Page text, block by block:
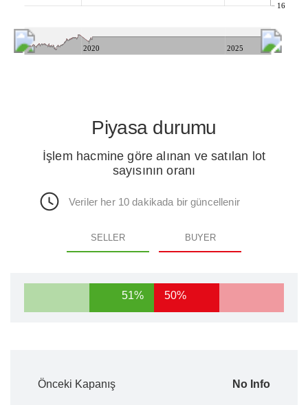
16
2020 2025
Piyasa durumu
İşlem hacmine göre alınan ve satılan lot
sayısının oranı
Veriler her 10 dakikada bir güncellenir
SELLER BUYER
51% 50%
Önceki Kapanış No Info